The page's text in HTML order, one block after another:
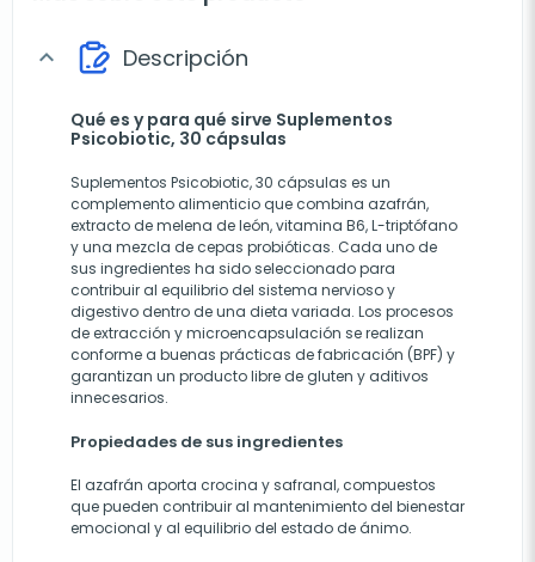
expand_more Descripción
Qué es y para qué sirve Suplementos
Psicobiotic, 30 cápsulas
Suplementos Psicobiotic, 30 cápsulas es un
complemento alimenticio que combina azafrán,
extracto de melena de león, vitamina B6, L-triptófano
y una mezcla de cepas probióticas. Cada uno de
sus ingredientes ha sido seleccionado para
contribuir al equilibrio del sistema nervioso y
digestivo dentro de una dieta variada. Los procesos
de extracción y microencapsulación se realizan
conforme a buenas prácticas de fabricación (BPF) y
garantizan un producto libre de gluten y aditivos
innecesarios.
Propiedades de sus ingredientes
El azafrán aporta crocina y safranal, compuestos
que pueden contribuir al mantenimiento del bienestar
emocional y al equilibrio del estado de ánimo.